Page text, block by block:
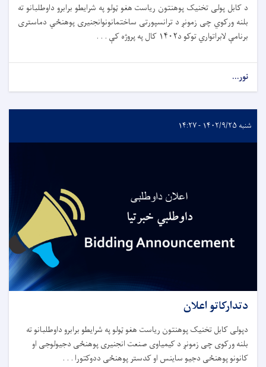
د کابل پولی تخنیک پوهنتون ریاست هغو ټولو په شرایطو برابرو داوطلبانو ته
بلنه ورکوي چی زمونږ د ترانسپورتی ساختمانونوانجنیری پوهنځي دماستری
برنامې لابراتواري توکو د۱۴۰۲ کال په پروژه کې . . .
نور...
شنبه ۱۴۰۲/۹/۲۵ - ۱۴:۲۷
دتدارکاتو اعلان
دپولی کابل تخنیک پوهنتون ریاست هغو ټولو په شرایطو برابرو داوطلبانو ته
بلنه ورکوی چی زمونږ د کیمیاوی صنعت انجنیری پوهنځی دجیولوجی او
کانونو پوهنځی دجیو ساینس او کدستر پوهنځی ددوکتورا . . .